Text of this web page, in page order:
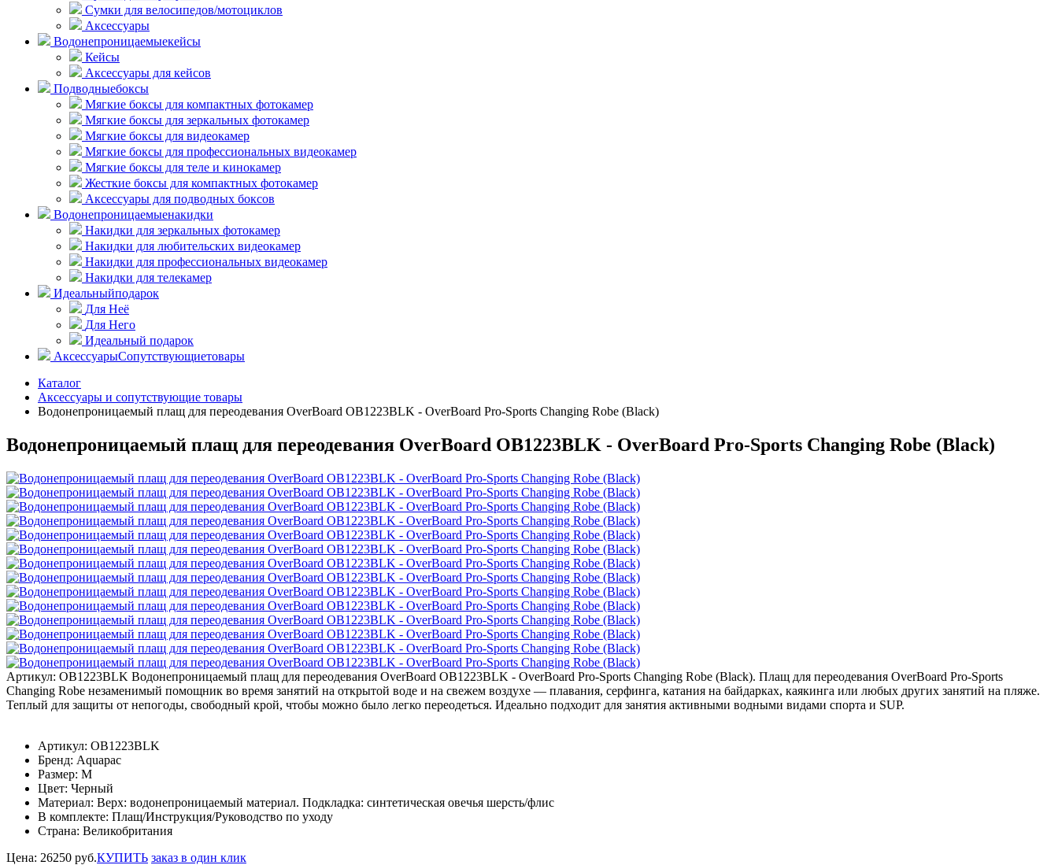
Сумки для велосипедов/мотоциклов
Аксессуары
Водонепроницаемыекейсы
Кейсы
Аксессуары для кейсов
Подводныебоксы
Мягкие боксы для компактных фотокамер
Мягкие боксы для зеркальных фотокамер
Мягкие боксы для видеокамер
Мягкие боксы для профессиональных видеокамер
Мягкие боксы для теле и кинокамер
Жесткие боксы для компактных фотокамер
Аксессуары для подводных боксов
Водонепроницаемыенакидки
Накидки для зеркальных фотокамер
Накидки для любительских видеокамер
Накидки для профессиональных видеокамер
Накидки для телекамер
Идеальныйподарок
Для Неё
Для Него
Идеальный подарок
АксессуарыСопутствующиетовары
Каталог
Аксессуары и сопутствующие товары
Водонепроницаемый плащ для переодевания OverBoard OB1223BLK - OverBoard Pro-Sports Changing Robe (Black)
Водонепроницаемый плащ для переодевания OverBoard OB1223BLK - OverBoard Pro-Sports Changing Robe (Black)
Артикул: OB1223BLK Водонепроницаемый плащ для переодевания OverBoard OB1223BLK - OverBoard Pro-Sports Changing Robe (Black). Плащ для переодевания OverBoard Pro-Sports
Changing Robe незаменимый помощник во время занятий на открытой воде и на свежем воздухе — плавания, серфинга, катания на байдарках, каякинга или любых других занятий на пляже.
Теплый для защиты от непогоды, свободный крой, чтобы можно было легко переодеться. Идеально подходит для занятия активными водными видами спорта и SUP.
Артикул: OB1223BLK
Бренд: Aquapac
Размер: M
Цвет: Черный
Материал: Верх: водонепроницаемый материал. Подкладка: синтетическая овечья шерсть/флис
В комплекте: Плащ/Инструкция/Руководство по уходу
Страна: Великобритания
Цена: 26250 руб.КУПИТЬ заказ в один клик